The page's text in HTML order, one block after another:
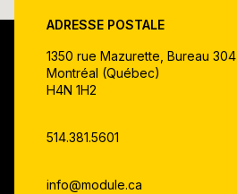
ADRESSE POSTALE
1350 rue Mazurette, Bureau 304
Montréal (Québec)
H4N 1H2
514.381.5601
info@module.ca